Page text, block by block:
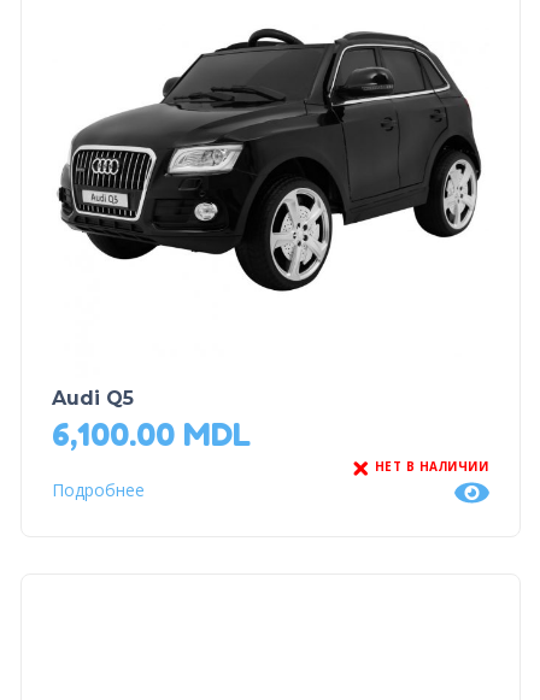
Audi Q5
6,100.00 MDL
НЕТ В НАЛИЧИИ
Подробнее